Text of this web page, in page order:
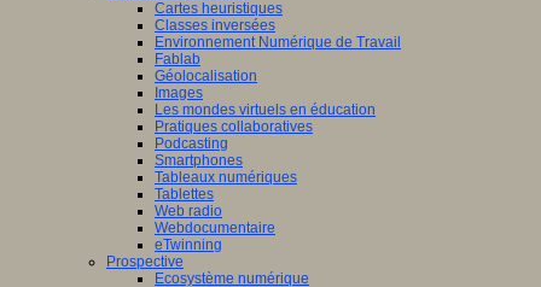
Cartes heuristiques
Classes inversées
Environnement Numérique de Travail
Fablab
Géolocalisation
Images
Les mondes virtuels en éducation
Pratiques collaboratives
Podcasting
Smartphones
Tableaux numériques
Tablettes
Web radio
Webdocumentaire
eTwinning
Prospective
Ecosystème numérique